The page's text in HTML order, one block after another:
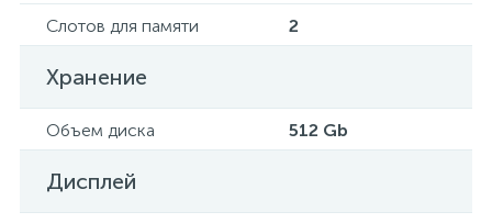
Слотов для памяти
2
Хранение
Объем диска 512 Gb
Дисплей